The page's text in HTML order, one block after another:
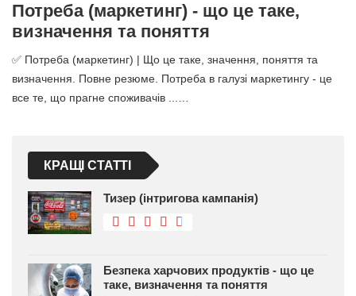
Потреба (маркетинг) - що це таке,
визначення та поняття
✅ Потреба (маркетинг) | Що це таке, значення, поняття та
визначення. Повне резюме. Потреба в галузі маркетингу - це
все те, що прагне споживачів ...…
КРАЩІ СТАТТІ
Тизер (інтригова кампанія)
Безпека харчових продуктів - що це
таке, визначення та поняття